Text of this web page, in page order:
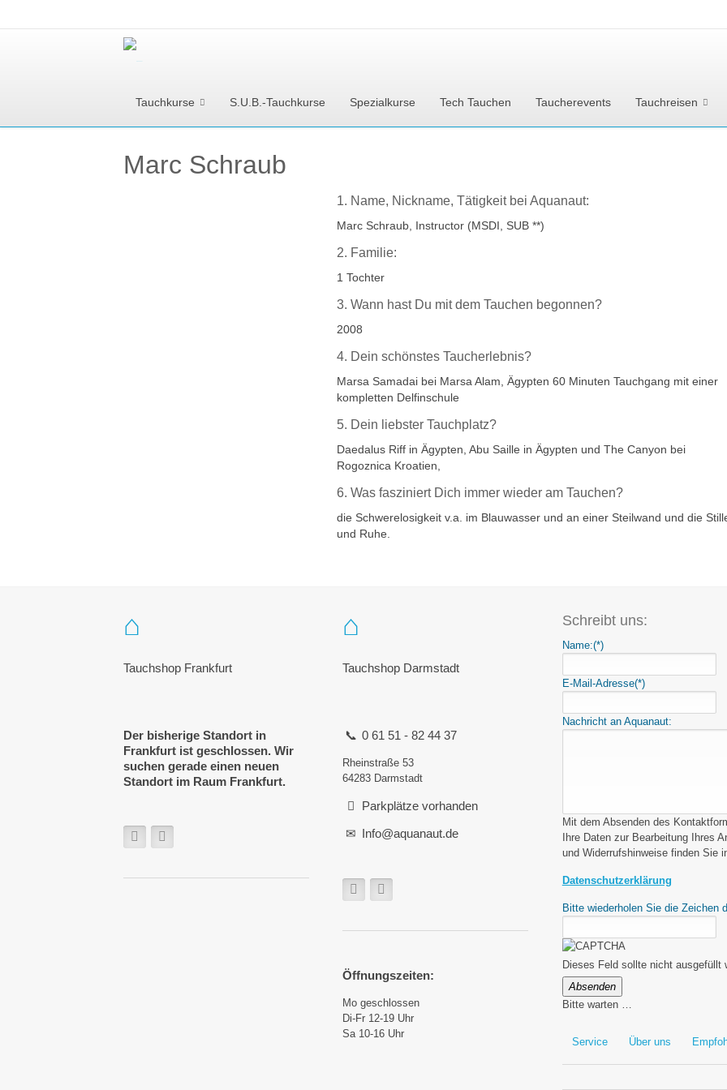
Tauchkurse S.U.B.-Tauchkurse Spezialkurse Tech Tauchen Taucherevents Tauchreisen
Marc Schraub
1. Name, Nickname, Tätigkeit bei Aquanaut:
Marc Schraub, Instructor (MSDI, SUB **)
2. Familie:
1 Tochter
3. Wann hast Du mit dem Tauchen begonnen?
2008
4. Dein schönstes Taucherlebnis?
Marsa Samadai bei Marsa Alam, Ägypten 60 Minuten Tauchgang mit einer
kompletten Delfinschule
5. Dein liebster Tauchplatz?
Daedalus Riff in Ägypten, Abu Saille in Ägypten und The Canyon bei
Rogoznica Kroatien,
6. Was fasziniert Dich immer wieder am Tauchen?
die Schwerelosigkeit v.a. im Blauwasser und an einer Steilwand und die
und Ruhe.
Tauchshop Frankfurt
Der bisherige Standort in
Frankfurt ist geschlossen. Wir
suchen gerade einen neuen
Standort im Raum Frankfurt.
Tauchshop Darmstadt
0 61 51 - 82 44 37
Rheinstraße 53
64283 Darmstadt
Parkplätze vorhanden
Info@aquanaut.de
Öffnungszeiten:
Mo geschlossen
Di-Fr 12-19 Uhr
Sa 10-16 Uhr
Schreibt uns:
Name:(*)
E-Mail-Adresse(*)
Nachricht an Aquanaut:
Mit dem Absenden des
Ihre Daten zur Bearbeitung Ihres
und Widerrufshinweise finden Sie
Datenschutzerklärung
Bitte wiederholen Sie die Zeichen
Dieses Feld sollte nicht ausgefüllt
Absenden
Bitte warten …
Service Über uns